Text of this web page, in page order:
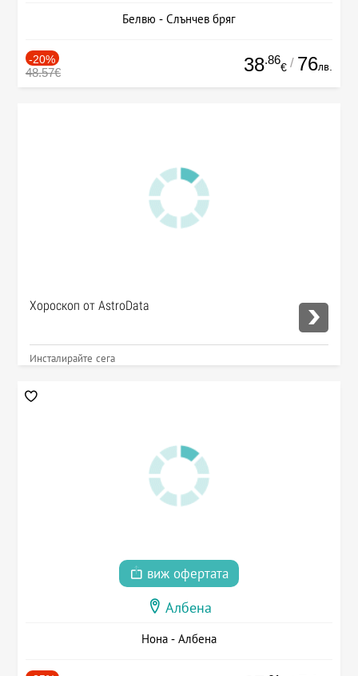
Белвю - Слънчев бряг
-20%
48.57€ 38.86
€ / 76лв.
Хороскоп от AstroData
Инсталирайте сега
виж офертата
Албена
Нона - Албена